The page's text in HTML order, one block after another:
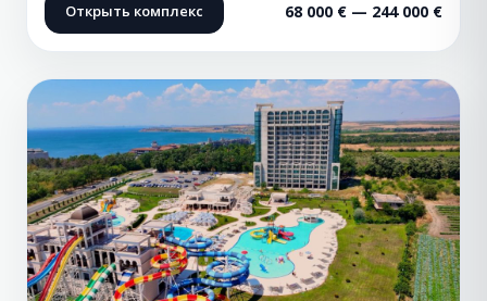
Открыть комплекс 68 000 € — 244 000 €